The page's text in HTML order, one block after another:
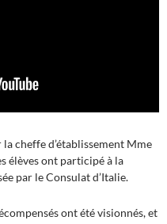
cheffe d’établissement Mme
élèves ont participé à la
par le Consulat d’Italie.
ont été visionnés, et